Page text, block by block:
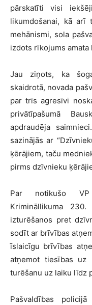
pārskatīti visi
likumdošanai, kā arī
mehānismi, sola
izdots rīkojums
Jau ziņots, ka
skaidrotā, novada
par trīs agresīvi
privātīpašumā
apdraudēja
sazinājās ar
ķērājiem, taču
pirms dzīvnieku
Par notikušo
Krimināllikuma
izturēšanos pret
sodīt ar brīvības
īslaicīgu brīvības
atņemot tiesības uz
turēšanu uz laiku līdz
Pašvaldības